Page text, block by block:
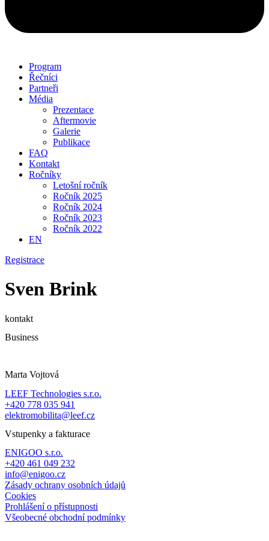
Program
Řečníci
Partneři
Média
Prezentace
Aftermovie
Galerie
Publikace
FAQ
Kontakt
Ročníky
Letošní ročník
Ročník 2025
Ročník 2024
Ročník 2023
Ročník 2022
EN
Registrace
Sven Brink
kontakt
Business
Marta Vojtová
LEEF Technologies s.r.o.
+420 778 035 941
elektromobilita@leef.cz
Vstupenky a fakturace
ENIGOO s.r.o.
+420 461 049 232
info@enigoo.cz
Zásady ochrany osobních údajů
Cookies
Prohlášení o přístupnosti
Všeobecné obchodní podmínky